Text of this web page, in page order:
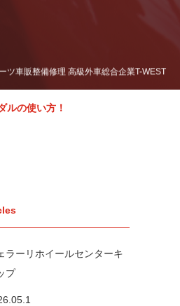
車販整備修理 高級外車総合企業T-WEST
の使い方！
ラーリホイールセンターキ
プ